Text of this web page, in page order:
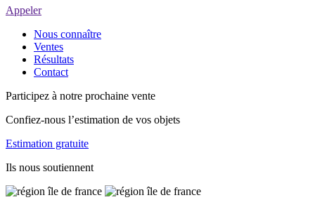
Appeler
Nous connaître
Ventes
Résultats
Contact
Participez à notre prochaine vente
Confiez-nous l’estimation de vos objets
Estimation gratuite
Ils nous soutiennent